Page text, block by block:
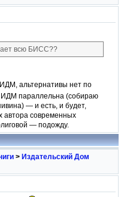
всю БИСС??
альтернативы нет по
параллельна (собираю
— и есть, и будет,
автора современных
— подожду.
> Издательский Дом